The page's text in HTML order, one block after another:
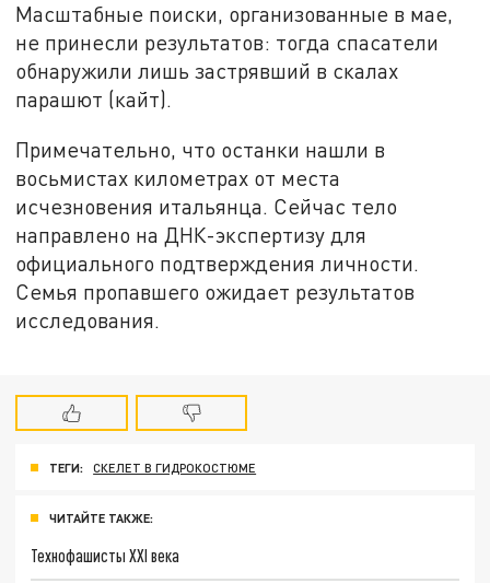
Масштабные поиски, организованные в мае,
не принесли результатов: тогда спасатели
обнаружили лишь застрявший в скалах
парашют (кайт).
Примечательно, что останки нашли в
восьмистах километрах от места
исчезновения итальянца. Сейчас тело
направлено на ДНК-экспертизу для
официального подтверждения личности.
Семья пропавшего ожидает результатов
исследования.
ТЕГИ: СКЕЛЕТ В ГИДРОКОСТЮМЕ
ЧИТАЙТЕ ТАКЖЕ:
Технофашисты XXI века